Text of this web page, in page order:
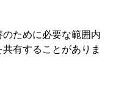
ために必要な範囲内
有することがありま